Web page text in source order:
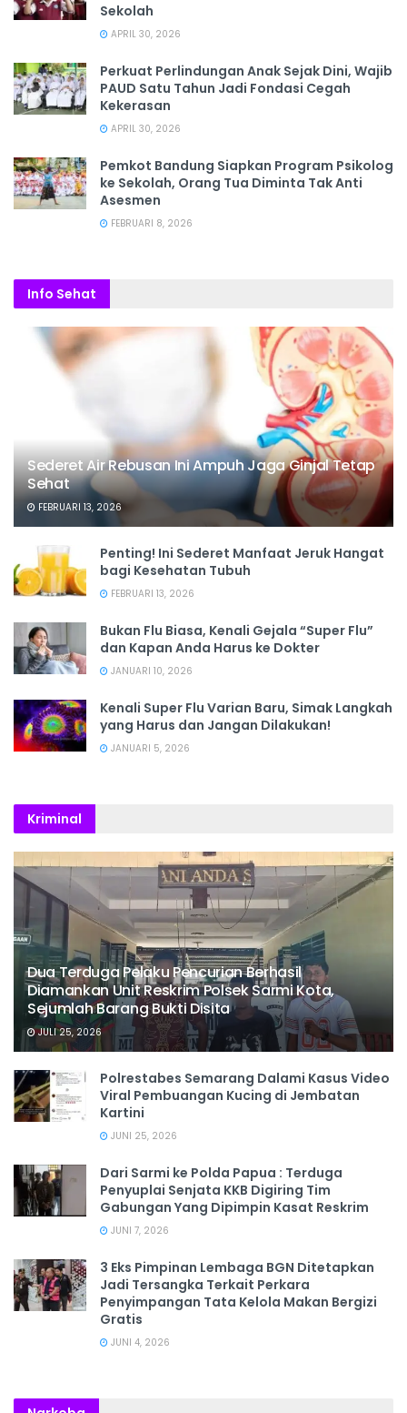
Sekolah
APRIL 30, 2026
Perkuat Perlindungan Anak Sejak Dini, Wajib
PAUD Satu Tahun Jadi Fondasi Cegah
Kekerasan
APRIL 30, 2026
Pemkot Bandung Siapkan Program Psikolog
ke Sekolah, Orang Tua Diminta Tak Anti
Asesmen
FEBRUARI 8, 2026
Info Sehat
Sederet Air Rebusan Ini Ampuh Jaga Ginjal Tetap
Sehat
FEBRUARI 13, 2026
Penting! Ini Sederet Manfaat Jeruk Hangat
bagi Kesehatan Tubuh
FEBRUARI 13, 2026
Bukan Flu Biasa, Kenali Gejala “Super Flu”
dan Kapan Anda Harus ke Dokter
JANUARI 10, 2026
Kenali Super Flu Varian Baru, Simak Langkah
yang Harus dan Jangan Dilakukan!
JANUARI 5, 2026
Kriminal
Dua Terduga Pelaku Pencurian Berhasil
Diamankan Unit Reskrim Polsek Sarmi Kota,
Sejumlah Barang Bukti Disita
JULI 25, 2026
Polrestabes Semarang Dalami Kasus Video
Viral Pembuangan Kucing di Jembatan
Kartini
JUNI 25, 2026
Dari Sarmi ke Polda Papua : Terduga
Penyuplai Senjata KKB Digiring Tim
Gabungan Yang Dipimpin Kasat Reskrim
JUNI 7, 2026
3 Eks Pimpinan Lembaga BGN Ditetapkan
Jadi Tersangka Terkait Perkara
Penyimpangan Tata Kelola Makan Bergizi
Gratis
JUNI 4, 2026